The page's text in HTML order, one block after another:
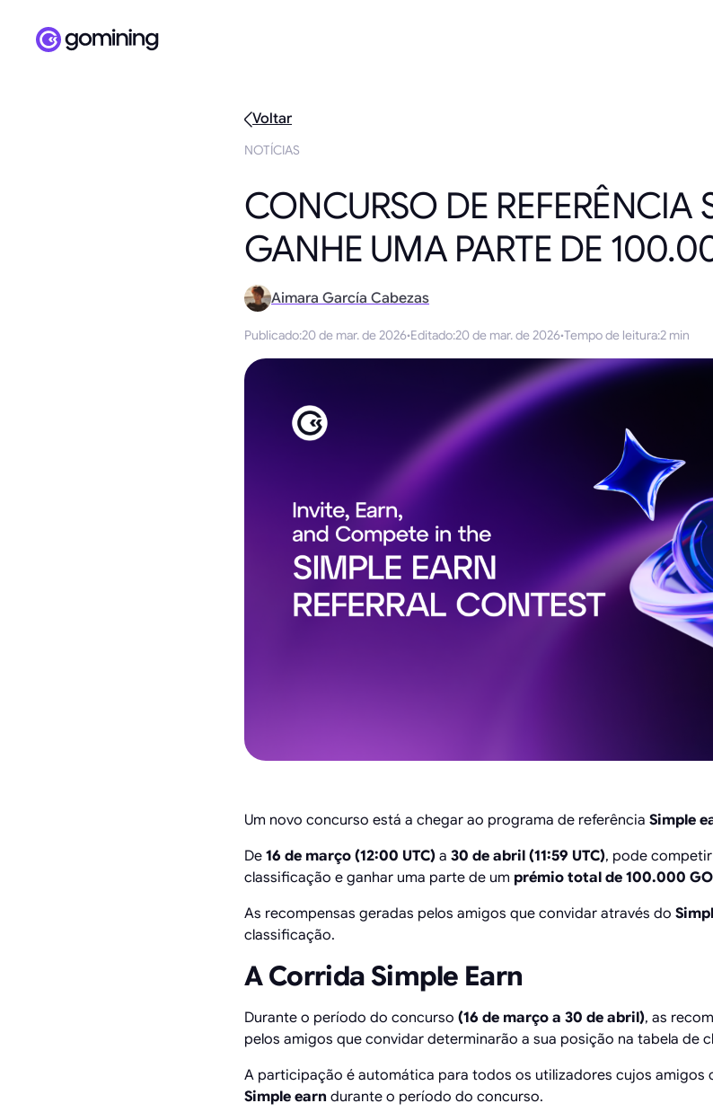
Voltar
NOTÍCIAS
CONCURSO DE REFERÊNCIA
GANHE UMA PARTE DE
Aimara García Cabezas
Publicado:20 de mar. de 2026·Editado:20 de mar. de 2026·Tempo de leitura:2 min
Um novo concurso está a chegar ao programa de referência Simple
De 16 de março (12:00 UTC) a 30 de abril (11:59 UTC), pode
classificação e ganhar uma parte de um prémio total de 100.000
As recompensas geradas pelos amigos que convidar através do
classificação.
A Corrida Simple Earn
Durante o período do concurso (16 de março a 30 de abril), as
pelos amigos que convidar determinarão a sua posição na tabela de
A participação é automática para todos os utilizadores cujos amigos
Simple earn durante o período do concurso.